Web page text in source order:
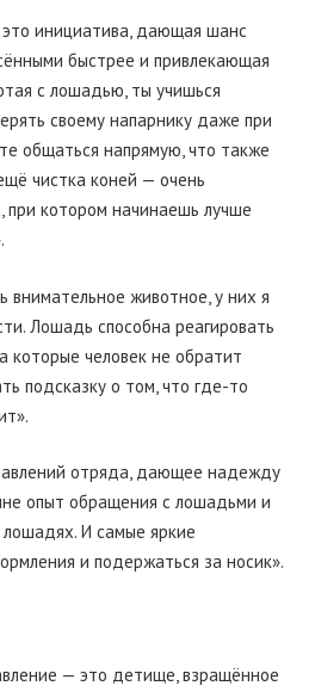
инициатива, дающая шанс
быстрее и привлекающая
с лошадью, ты учишься
своему напарнику даже при
общаться напрямую, что также
чистка коней — очень
при котором начинаешь лучше
внимательное животное, у них я
Лошадь способна реагировать
которые человек не обратит
подсказку о том, что где-то
отряда, дающее надежду
опыт обращения с лошадьми и
лошадях. И самые яркие
и подержаться за носик».
— это детище, взращённое